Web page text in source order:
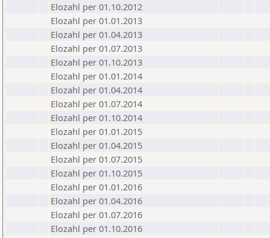
Elozahl per 01.10.2012
Elozahl per 01.01.2013
Elozahl per 01.04.2013
Elozahl per 01.07.2013
Elozahl per 01.10.2013
Elozahl per 01.01.2014
Elozahl per 01.04.2014
Elozahl per 01.07.2014
Elozahl per 01.10.2014
Elozahl per 01.01.2015
Elozahl per 01.04.2015
Elozahl per 01.07.2015
Elozahl per 01.10.2015
Elozahl per 01.01.2016
Elozahl per 01.04.2016
Elozahl per 01.07.2016
Elozahl per 01.10.2016